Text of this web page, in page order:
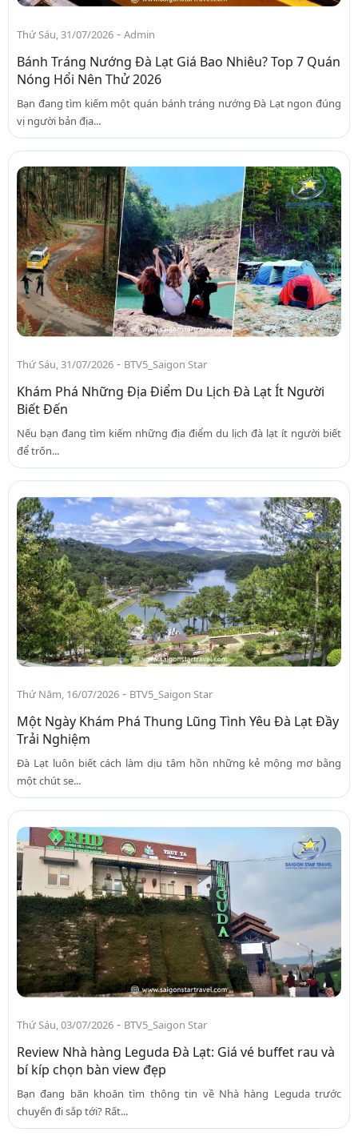
Thứ Sáu, 31/07/2026 - Admin
Bánh Tráng Nướng Đà Lạt Giá Bao Nhiêu? Top 7 Quán
Nóng Hổi Nên Thử 2026
Bạn đang tìm kiếm một quán bánh tráng nướng Đà Lạt ngon đúng
vị người bản địa...
Thứ Sáu, 31/07/2026 - BTV5_Saigon Star
Khám Phá Những Địa Điểm Du Lịch Đà Lạt Ít Người
Biết Đến
Nếu bạn đang tìm kiếm những địa điểm du lịch đà lạt ít người biết
để trốn...
Thứ Năm, 16/07/2026 - BTV5_Saigon Star
Một Ngày Khám Phá Thung Lũng Tình Yêu Đà Lạt Đầy
Trải Nghiệm
Đà Lạt luôn biết cách làm dịu tâm hồn những kẻ mộng mơ bằng
một chút se...
Thứ Sáu, 03/07/2026 - BTV5_Saigon Star
Review Nhà hàng Leguda Đà Lạt: Giá vé buffet rau và
bí kíp chọn bàn view đẹp
Bạn đang băn khoăn tìm thông tin về Nhà hàng Leguda trước
chuyến đi sắp tới? Rất...